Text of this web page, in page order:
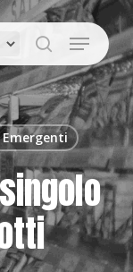
search
Menu